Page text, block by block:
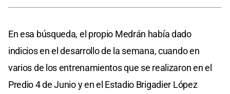
En esa búsqueda, el propio Medrán había dado
indicios en el desarrollo de la semana, cuando en
varios de los entrenamientos que se realizaron en el
Predio 4 de Junio y en el Estadio Brigadier López